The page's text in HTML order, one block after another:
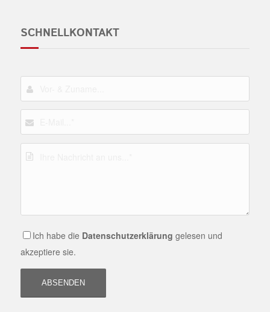
SCHNELLKONTAKT
Ich habe die Datenschutzerklärung gelesen und
akzeptiere sie.